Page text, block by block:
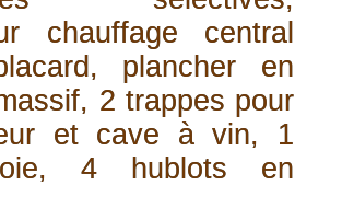
chauffage central
plancher en
2 trappes pour
et cave à vin, 1
4 hublots en